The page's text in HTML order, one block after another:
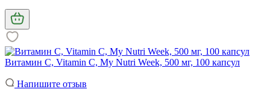
Витамин С, Vitamin C, My Nutri Week, 500 мг, 100 капсул
Напишите отзыв